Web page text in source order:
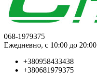
068-1979375
Ежедневно, с 10:00 до 20:00
+380958433438
+380681979375